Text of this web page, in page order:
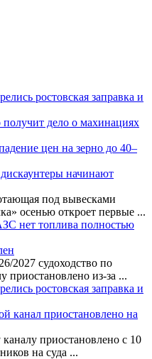
ростовская заправка и
дело о махинациях
цен на зерно до 40–
начинают
под вывесками
осенью откроет первые ...
нет топлива полностью
2027 судоходство по
приостановлено из-за ...
ростовская заправка и
канал приостановлено на
приостановлено с 10
на суда ...